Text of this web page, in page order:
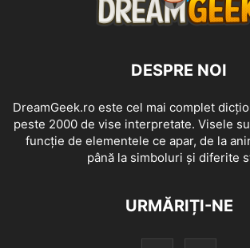
DESPRE NOI
DreamGeek.ro este cel mai complet
peste 2000 de vise interpretate. Visele
funcție de elementele ce apar, de la
până la simboluri și diferite
URMĂRIȚI-NE